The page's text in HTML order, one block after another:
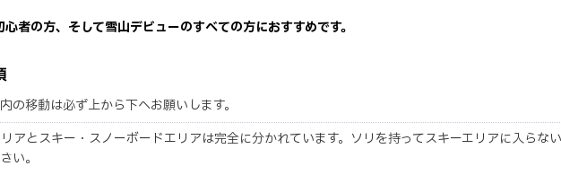
者の方、そして雪山デビューのすべての方におすすめです。
の移動は必ず上から下へお願いします。
リアとスキー・スノーボードエリアは完全に分かれています。ソリを持ってスキーエリアに入らない
い。